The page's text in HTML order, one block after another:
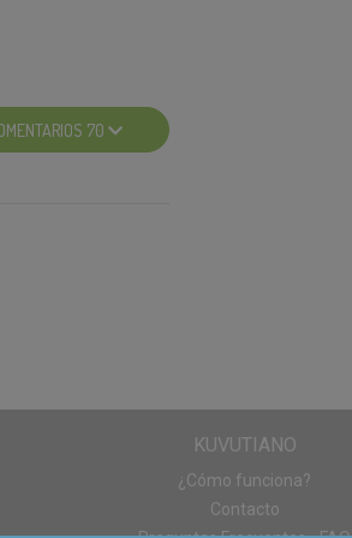
la textura.
que has
(OJO, no
70
KUVUTIANO
¿Cómo funciona?
Contacto